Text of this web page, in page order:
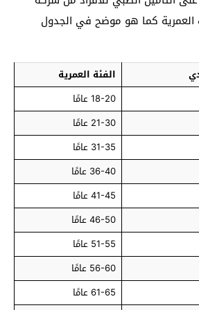
العمرية كما هو موضح في الجدول
الفئة العمرية
18-20 عامًا
21-30 عامًا
31-35 عامًا
36-40 عامًا
41-45 عامًا
46-50 عامًا
51-55 عامًا
56-60 عامًا
61-65 عامًا